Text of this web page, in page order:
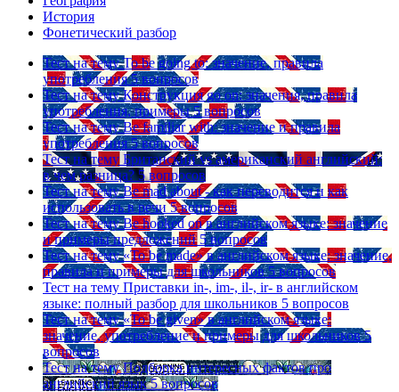
История
Фонетический разбор
Тест на тему To be going to: значение, правила
употребления 5 вопросов
Тест на тему Конструкция go on: значения, правила
употребления, примеры 5 вопросов
Тест на тему Be familiar with: значение и правила
употребления 5 вопросов
Тест на тему Британский vs американский английский:
в чем разница? 5 вопросов
Тест на тему Be mad about - как переводится и как
использовать в речи 5 вопросов
Тест на тему Be hooked on в английском языке: значение
и примеры предложений 5 вопросов
Тест на тему «To be made» в английском языке: значение,
правила и примеры для школьников 5 вопросов
Тест на тему Приставки in-, im-, il-, ir- в английском
языке: полный разбор для школьников 5 вопросов
Тест на тему «To be given» в английском языке:
значение, употребление и примеры для школьников 5
вопросов
Тест на тему Подборка интересных фактов про
английский язык 5 вопросов